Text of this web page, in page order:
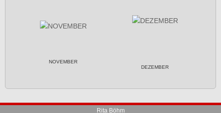
NOVEMBER
DEZEMBER
Rita Böhm